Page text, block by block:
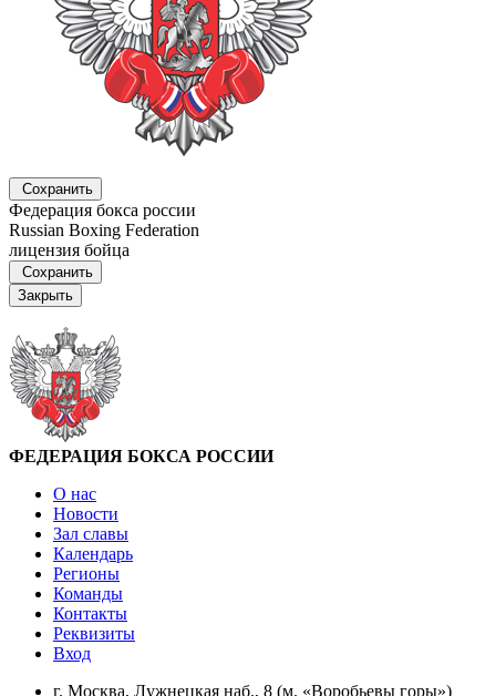
Сохранить
Федерация бокса россии
Russian Boxing Federation
лицензия бойца
Сохранить
Закрыть
ФЕДЕРАЦИЯ БОКСА РОССИИ
О нас
Новости
Зал славы
Календарь
Регионы
Команды
Контакты
Реквизиты
Вход
г. Москва, Лужнецкая наб., 8 (м. «Воробьевы горы»)